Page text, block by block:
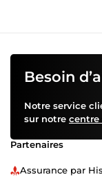
Besoin
Notre service
sur notre centre
Partenaires
Assurance par